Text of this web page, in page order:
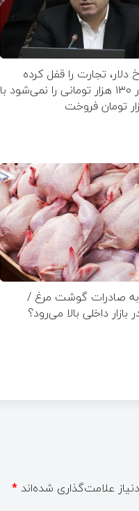
دلار، تجارت را قفل کرده
است | دلار ۱۳۰ هزار تومانی را نمی‌شود با
به صادرات گوشت مرغ /
داخلی بالا می‌رود؟
علامت‌گذاری شده‌اند *